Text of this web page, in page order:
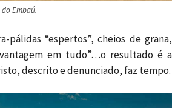
Embaú.
pálidas “espertos”, cheios de grana,
em tudo”…o resultado é a
descrito e denunciado, faz tempo.